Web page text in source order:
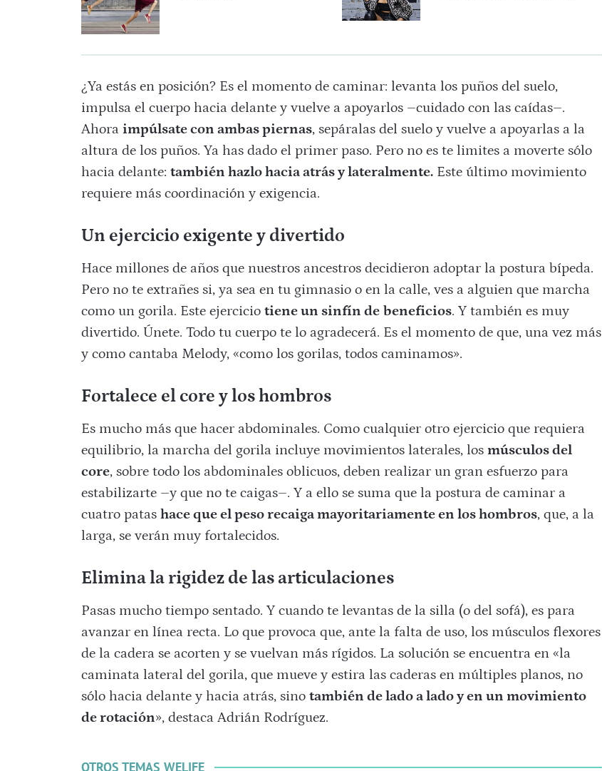
¿Ya estás en posición? Es el momento de caminar: levanta los puños del suelo,
impulsa el cuerpo hacia delante y vuelve a apoyarlos –cuidado con las caídas–.
Ahora impúlsate con ambas piernas, sepáralas del suelo y vuelve a apoyarlas a la
altura de los puños. Ya has dado el primer paso. Pero no es te limites a moverte sólo
hacia delante: también hazlo hacia atrás y lateralmente.Este último movimiento
requiere más coordinación y exigencia.
Un ejercicio exigente y divertido
Hace millones de años que nuestros ancestros decidieron adoptar la postura bípeda.
Pero no te extrañes si, ya sea en tu gimnasio o en la calle, ves a alguien que marcha
como un gorila. Este ejercicio tiene un sinfín de beneficios. Y también es muy
divertido. Únete. Todo tu cuerpo te lo agradecerá. Es el momento de que, una vez más
y como cantaba Melody, «como los gorilas, todos caminamos».
Fortalece el core y los hombros
Es mucho más que hacer abdominales. Como cualquier otro ejercicio que requiera
equilibrio, la marcha del gorila incluye movimientos laterales, los músculos del
core, sobre todo los abdominales oblicuos, deben realizar un gran esfuerzo para
estabilizarte –y que no te caigas–. Y a ello se suma que la postura de caminar a
cuatro patas hace que el peso recaiga mayoritariamente en los hombros, que, a la
larga, se verán muy fortalecidos.
Elimina la rigidez de las articulaciones
Pasas mucho tiempo sentado. Y cuando te levantas de la silla (o del sofá), es para
avanzar en línea recta. Lo que provoca que, ante la falta de uso, los músculos flexores
de la cadera se acorten y se vuelvan más rígidos. La solución se encuentra en «la
caminata lateral del gorila, que mueve y estira las caderas en múltiples planos, no
sólo hacia delante y hacia atrás, sino también de lado a lado y en un movimiento
de rotación», destaca Adrián Rodríguez.
OTROS TEMAS WELIFE